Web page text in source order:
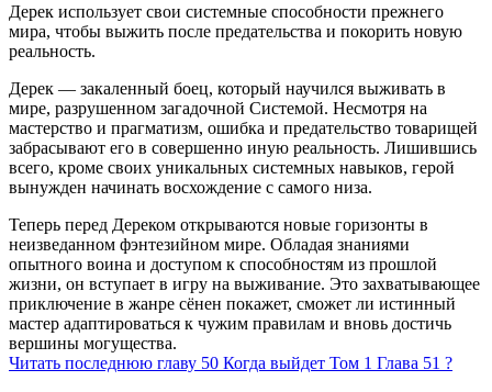
Дерек использует свои системные способности прежнего
мира, чтобы выжить после предательства и покорить новую
реальность.
Дерек — закаленный боец, который научился выживать в
мире, разрушенном загадочной Системой. Несмотря на
мастерство и прагматизм, ошибка и предательство товарищей
забрасывают его в совершенно иную реальность. Лишившись
всего, кроме своих уникальных системных навыков, герой
вынужден начинать восхождение с самого низа.
Теперь перед Дереком открываются новые горизонты в
неизведанном фэнтезийном мире. Обладая знаниями
опытного воина и доступом к способностям из прошлой
жизни, он вступает в игру на выживание. Это захватывающее
приключение в жанре сёнен покажет, сможет ли истинный
мастер адаптироваться к чужим правилам и вновь достичь
вершины могущества.
Читать последнюю главу 50 Когда выйдет Том 1 Глава 51 ?